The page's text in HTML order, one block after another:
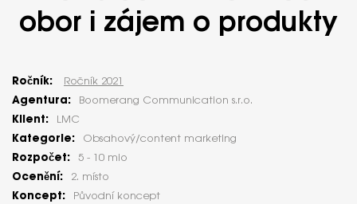
obor i zájem o produkty
Ročník: Ročník 2021
Agentura: Boomerang Communication s.r.o.
Klient: LMC
Kategorie: Obsahový/content marketing
Rozpočet: 5 - 10 mio
Ocenění: 2. místo
Koncept: Původní koncept